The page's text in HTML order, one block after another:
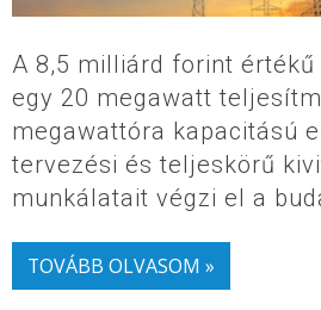
A 8,5 milliárd forint
egy 20 megawatt
megawattóra kapacitású
tervezési és teljeskörű
munkálatait végzi el a
TOVÁBB OLVASOM »